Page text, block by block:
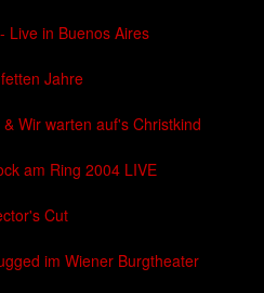
Live in Buenos Aires
Jahre
Wir warten auf's Christkind
am Ring 2004 LIVE
Cut
im Wiener Burgtheater